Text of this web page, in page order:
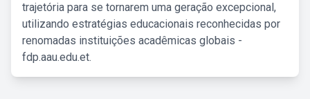
trajetória para se tornarem uma geração excepcional,
utilizando estratégias educacionais reconhecidas por
renomadas instituições acadêmicas globais -
fdp.aau.edu.et.